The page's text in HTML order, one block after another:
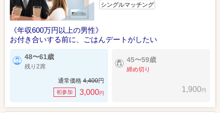
シングルマッチング
《年収600万円以上の男性》
お付き合いする前に、ごはんデートがしたい
48〜61歳
残り2席
通常価格 4,400円
初参加 3,000円
45〜59歳
締め切り
1,900円